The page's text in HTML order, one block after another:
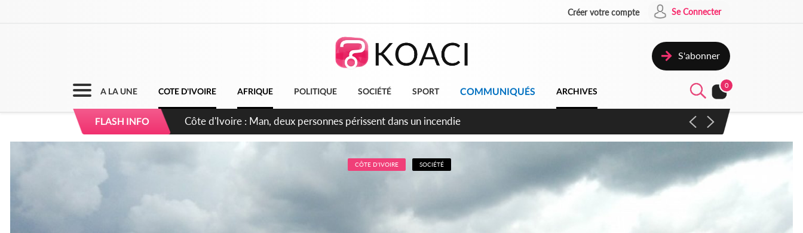
Créer votre compte Se Connecter
S'abonner
A LA UNE COTE D'IVOIRE AFRIQUE POLITIQUE SOCIÉTÉ SPORT COMMUNIQUÉS ARCHIVES
0
FLASH INFO
Côte d'Ivoire : Séileu, la célébration de la fête nationale transformée en vaste campagne contre les produits
dépigmentants dangereux
CÔTE D'IVOIRE SOCIÉTÉ